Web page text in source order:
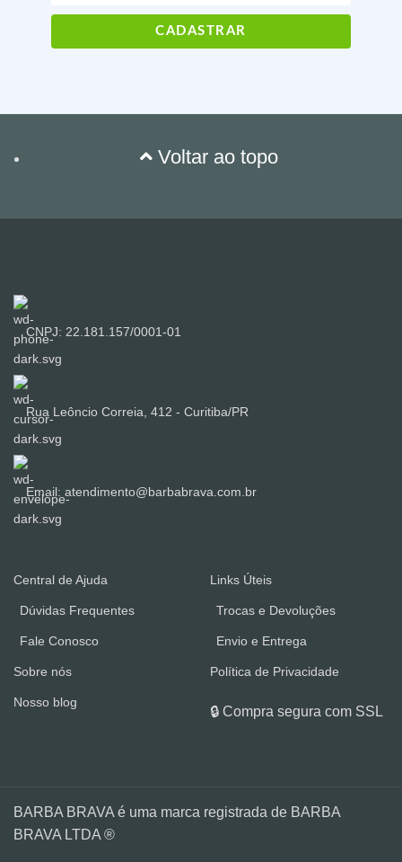
Voltar ao topo
CNPJ: 22.181.157/0001-01
Rua Leôncio Correia, 412 - Curitiba/PR
Email: atendimento@barbabrava.com.br
Central de Ajuda
Dúvidas Frequentes
Fale Conosco
Sobre nós
Nosso blog
Links Úteis
Trocas e Devoluções
Envio e Entrega
Política de Privacidade
🔒 Compra segura com SSL
BARBA BRAVA é uma marca registrada de BARBA
BRAVA LTDA ®